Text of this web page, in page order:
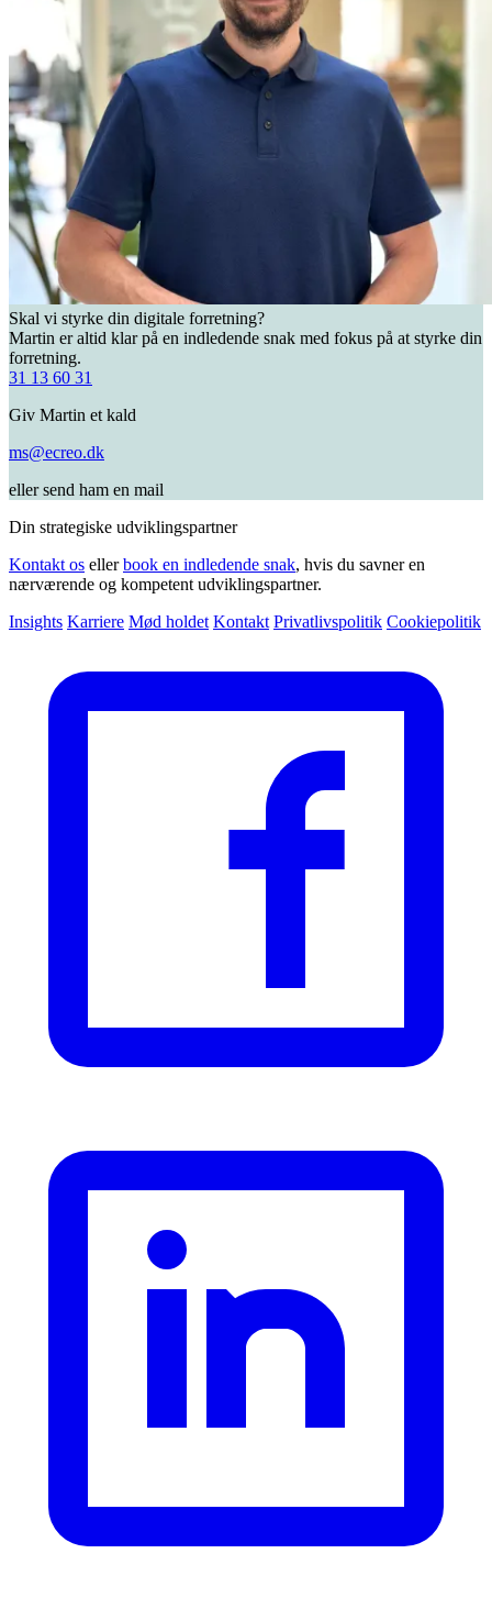
Skal vi styrke din digitale forretning?
Martin er altid klar på en indledende snak med fokus på at styrke din
forretning.
31 13 60 31
Giv Martin et kald
ms@ecreo.dk
eller send ham en mail
Din strategiske udviklingspartner
Kontakt os ellerbook en indledende snak, hvis du savner en
nærværende og kompetent udviklingspartner.
Insights Karriere Mød holdet Kontakt Privatlivspolitik Cookiepolitik